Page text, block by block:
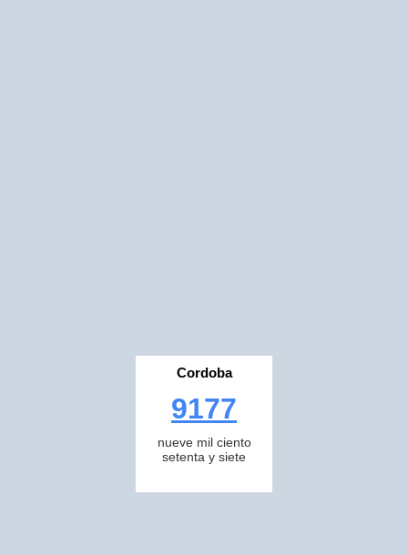
Cordoba
9177
nueve mil ciento
setenta y siete